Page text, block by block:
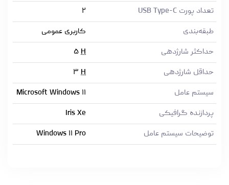
تعداد پورت USB Type-C
۲
طبقه‌بندی
کاربری عمومی
حداکثر شارژدهی
۵ H
حداقل شارژدهی
۳ H
سیستم عامل
Microsoft Windows ۱۱
پردازنده گرافیکی
Iris Xe
توضیحات سیستم عامل
Windows ۱۱ Pro